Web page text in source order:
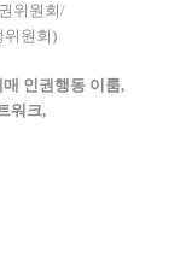
위원회/
위원회)
인권행동 이룸,
워크,